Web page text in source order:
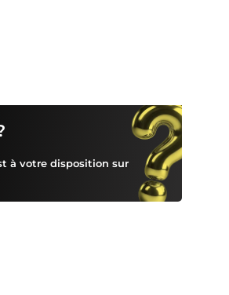
à votre disposition sur